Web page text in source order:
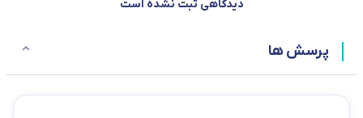
دیدگاهی ثبت نشده است
پرسش ها